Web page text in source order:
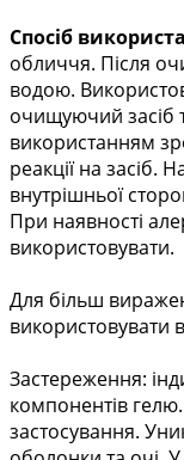
Спосіб
обличчя. Після
водою.
очищуючий засіб
використанням
реакції на засіб.
внутрішньої
При наявності
використовувати.
Для більш
використовувати
Застереження:
компонентів
застосування.